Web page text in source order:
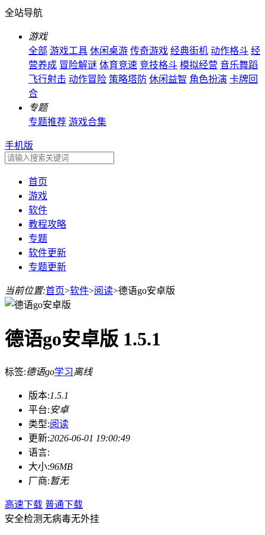
全站导航
游戏
全部 游戏工具 休闲桌游 传奇游戏 经典街机 动作格斗 经
营养成 冒险解谜 体育竞速 竞技格斗 模拟经营 音乐舞蹈
飞行射击 动作冒险 策略塔防 休闲益智 角色扮演 卡牌回
合
专题
专题推荐 游戏合集
手机版
首页
游戏
软件
教程攻略
专题
软件更新
专题更新
当前位置:首页>软件>阅读>德语go安卓版
德语go安卓版 1.5.1
标签:德语go学习离线
版本:1.5.1
平台:安卓
类型:阅读
更新:2026-06-01 19:00:49
语言:
大小:96MB
厂商:暂无
高速下载 普通下载
安全检测无病毒无外挂